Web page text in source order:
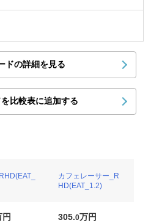
ドの詳細を見る
比較表に追加する
カフェレーサー_R
HD(EAT_1.2)
円 305.0万円